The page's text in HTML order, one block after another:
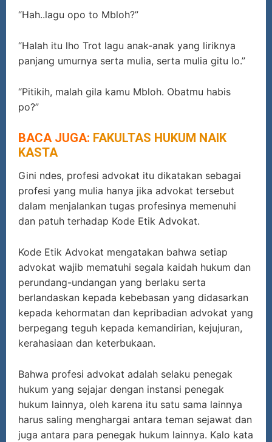
“Hah..lagu opo to Mbloh?”
“Halah itu lho Trot lagu anak-anak yang liriknya
panjang umurnya serta mulia, serta mulia gitu lo.”
“Pitikih, malah gila kamu Mbloh. Obatmu habis
po?”
BACA JUGA: FAKULTAS HUKUM NAIK
KASTA
Gini ndes, profesi advokat itu dikatakan sebagai
profesi yang mulia hanya jika advokat tersebut
dalam menjalankan tugas profesinya memenuhi
dan patuh terhadap Kode Etik Advokat.
Kode Etik Advokat mengatakan bahwa setiap
advokat wajib mematuhi segala kaidah hukum dan
perundang-undangan yang berlaku serta
berlandaskan kepada kebebasan yang didasarkan
kepada kehormatan dan kepribadian advokat yang
berpegang teguh kepada kemandirian, kejujuran,
kerahasiaan dan keterbukaan.
Bahwa profesi advokat adalah selaku penegak
hukum yang sejajar dengan instansi penegak
hukum lainnya, oleh karena itu satu sama lainnya
harus saling menghargai antara teman sejawat dan
juga antara para penegak hukum lainnya. Kalo kata